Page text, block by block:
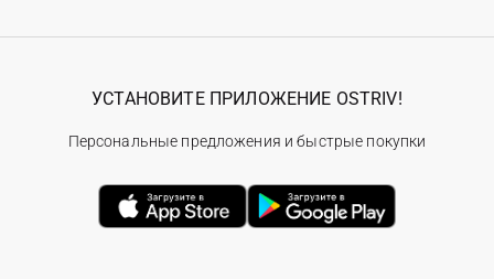
УСТАНОВИТЕ ПРИЛОЖЕНИЕ OSTRIV!
Персональные предложения и быстрые покупки